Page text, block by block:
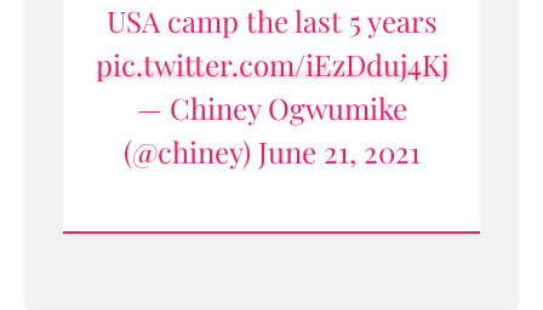
USA camp the last 5 years
pic.twitter.com/iEzDduj4Kj
— Chiney Ogwumike
(@chiney) June 21, 2021